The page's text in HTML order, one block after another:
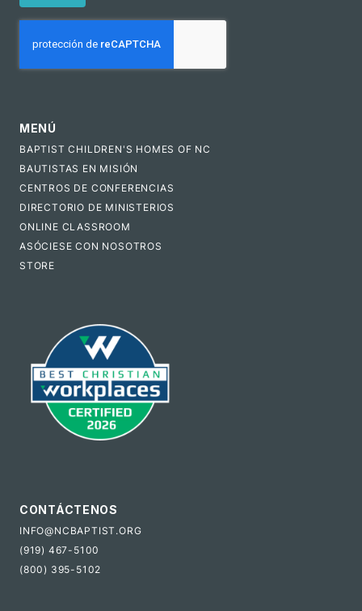
MENÚ
BAPTIST CHILDREN'S HOMES OF NC
BAUTISTAS EN MISIÓN
CENTROS DE CONFERENCIAS
DIRECTORIO DE MINISTERIOS
ONLINE CLASSROOM
ASÓCIESE CON NOSOTROS
STORE
CONTÁCTENOS
INFO@NCBAPTIST.ORG
(919) 467-5100
(800) 395-5102